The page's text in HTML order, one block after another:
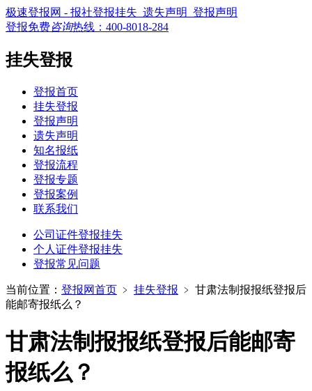
极速登报网 - 报社登报挂失_遗失声明_登报声明
登报免费咨询热线： 400-8018-284
挂失登报
登报首页
挂失登报
登报声明
遗失声明
知名报纸
登报流程
登报专题
登报案例
联系我们
公司证件登报挂失
个人证件登报挂失
登报常见问题
当前位置： 登报网首页 ﹥ 挂失登报 ﹥ 甘肃法制报报纸登报后
能邮寄报纸么？
甘肃法制报报纸登报后能邮寄
报纸么？